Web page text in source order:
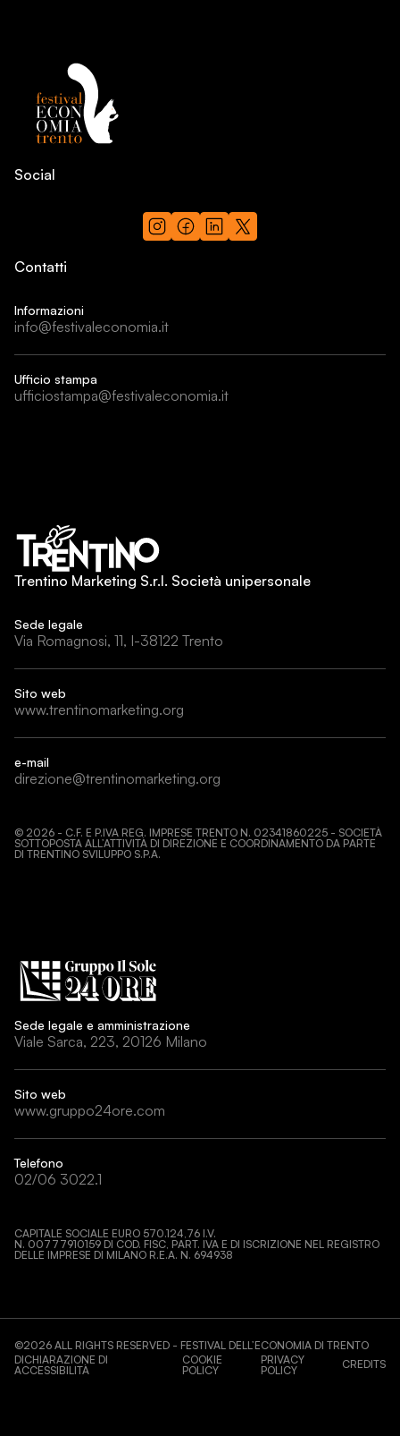
Social
Contatti
Informazioni
info@festivaleconomia.it
Ufficio stampa
ufficiostampa@festivaleconomia.it
Trentino Marketing S.r.l. Società unipersonale
Sede legale
Via Romagnosi, 11, I-38122 Trento
Sito web
www.trentinomarketing.org
e-mail
direzione@trentinomarketing.org
© 2026 - C.F. E P.IVA REG. IMPRESE TRENTO N. 02341860225 - SOCIETÀ
SOTTOPOSTA ALL’ATTIVITÀ DI DIREZIONE E COORDINAMENTO DA PARTE
DI TRENTINO SVILUPPO S.P.A.
Sede legale e amministrazione
Viale Sarca, 223, 20126 Milano
Sito web
www.gruppo24ore.com
Telefono
02/06 3022.1
CAPITALE SOCIALE EURO 570.124,76 I.V.
N. 00777910159 DI COD. FISC, PART. IVA E DI ISCRIZIONE NEL REGISTRO
DELLE IMPRESE DI MILANO R.E.A. N. 694938
©2026 ALL RIGHTS RESERVED - FESTIVAL DELL’ECONOMIA DI TRENTO
DICHIARAZIONE DI
ACCESSIBILITÀ
COOKIE
POLICY
PRIVACY
POLICY
CREDITS